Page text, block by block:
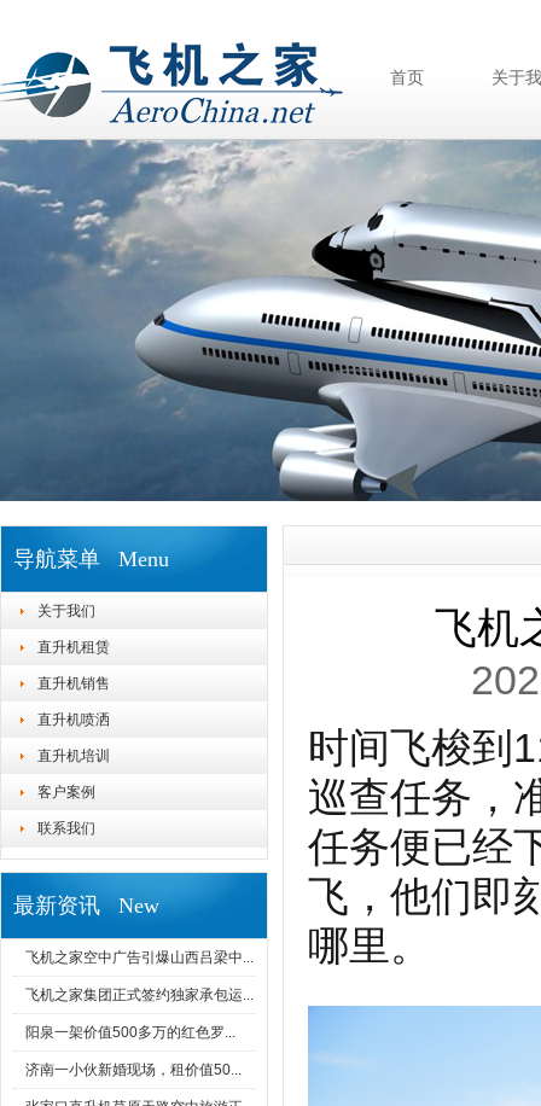
首页 关于
导航菜单 Menu
关于我们
直升机租赁
直升机销售
直升机喷洒
直升机培训
客户案例
联系我们
最新资讯 New
飞机之家空中广告引爆山西吕梁中...
飞机之家集团正式签约独家承包运...
阳泉一架价值500多万的红色罗...
济南一小伙新婚现场，租价值50...
飞机
时间飞梭到
巡查任务，
任务便已经
飞，他们即
哪里。